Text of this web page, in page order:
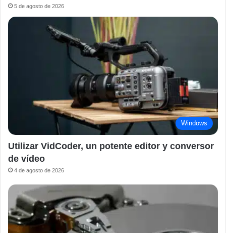
5 de agosto de 2026
Windows
Utilizar VidCoder, un potente editor y conversor
de vídeo
4 de agosto de 2026